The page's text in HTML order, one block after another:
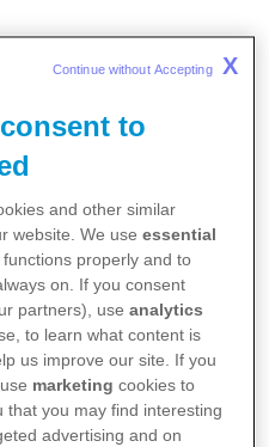
tonen aan dat
to
and other similar
website. We useessential
properly and to
on. If you consent
partners), useanalytics
to learn what content is
us improve our site. If you
marketing cookies to
that you may find interesting
advertising and on
Continue without Accepting X